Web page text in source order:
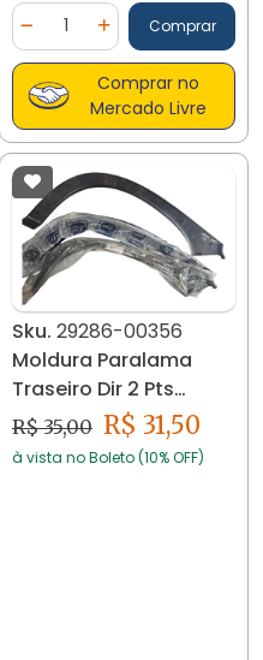
Diminuir Quantidade
Quantidade
AdicionarComprar
Comprar no
Mercado Livre
Sku. 29286-00356
Moldura Paralama
Traseiro Dir 2 Pts
Corsa Wind Super
94/02
R$ 35,00 R$ 31,50
à vista no Boleto (10% OFF)